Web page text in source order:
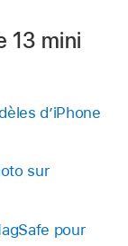
13 mini
d’iPhone
sur
pour